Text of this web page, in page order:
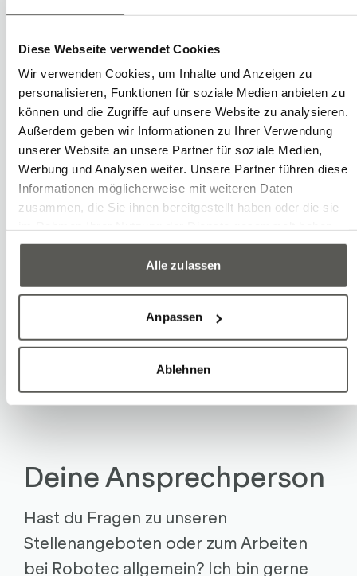
Diese Webseite verwendet Cookies
Wir verwenden Cookies, um Inhalte und Anzeigen zu
personalisieren, Funktionen für soziale Medien anbieten zu
können und die Zugriffe auf unsere Website zu analysieren.
Außerdem geben wir Informationen zu Ihrer Verwendung
unserer Website an unsere Partner für soziale Medien,
Werbung und Analysen weiter. Unsere Partner führen diese
Informationen möglicherweise mit weiteren Daten
zusammen, die Sie ihnen bereitgestellt haben oder die sie
Alle zulassen
Anpassen
Ablehnen
Häufige Fragen (FAQ)
Welche Berufe gibt es bei Robotec?
Wie viele Stunden beträgt die
Wochenarbeitszeit?
Kann ich mit dem ÖV anreisen?
Ist Home Office möglich?
schicken?
Deine Ansprechperson
Hast du Fragen zu unseren
Stellenangeboten oder zum Arbeiten
bei Robotec allgemein? Ich bin gerne